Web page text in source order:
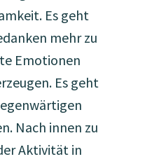
Es geht
mehr zu
Emotionen
Es geht
Nach innen zu
Aktivität in